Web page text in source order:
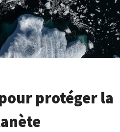
protéger la